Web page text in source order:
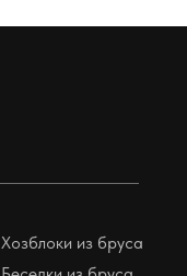
Хозблоки из бруса